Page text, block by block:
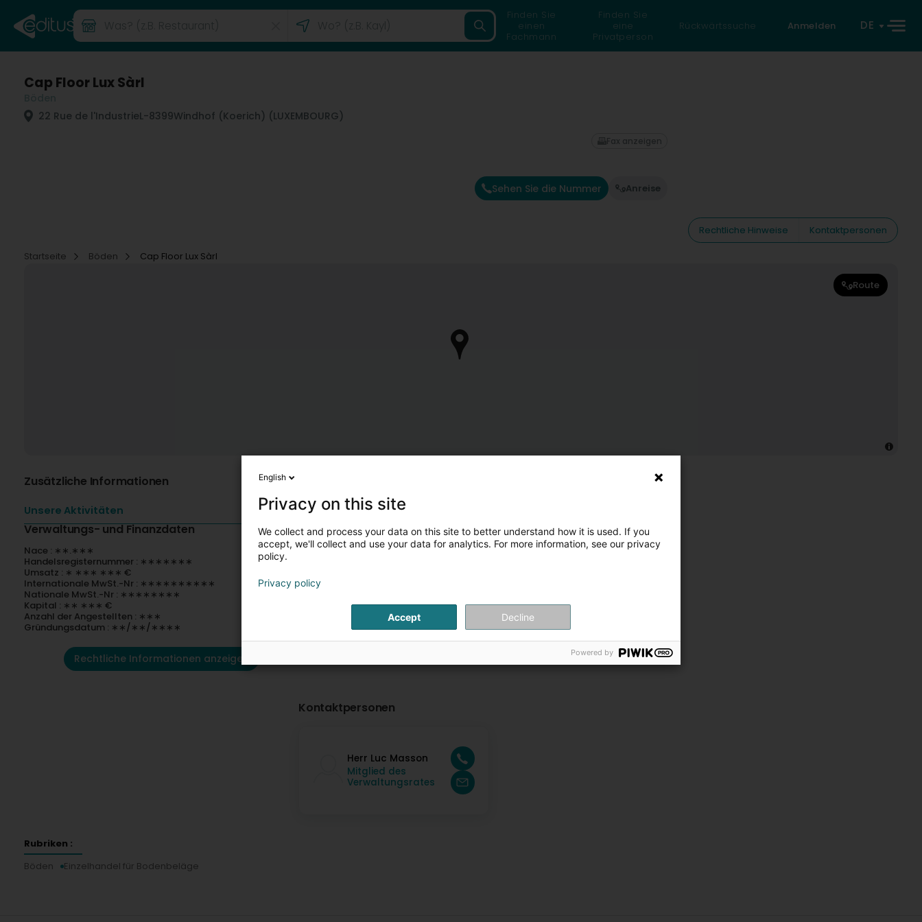
Finden Sie
einen
Fachmann
Finden Sie
eine
Privatperson
Rückwärtssuche Anmelden DE
Cap Floor Lux Sàrl
22 Rue de l'IndustrieL-8399Windhof (Koerich) (LUXEMBOURG)
Sehen Sie die Nummer Anreise
Fax anzeigen
Rechtliche Hinweise
Kontaktpersonen
Startseite
Böden Cap Floor Lux Sàrl
Route
Zusätzliche Informationen
Unsere Aktivitäten
Verwaltungs- und Finanzdaten
Nace : ∗∗.∗∗∗
Handelsregisternummer : ∗∗∗∗∗∗∗
Umsatz : ∗ ∗∗∗ ∗∗∗ €
Internationale MwSt.-Nr : ∗∗∗∗∗∗∗∗∗∗
Nationale MwSt.-Nr : ∗∗∗∗∗∗∗∗
Kapital : ∗∗ ∗∗∗ €
Anzahl der Angestellten : ∗∗∗
Gründungsdatum : ∗∗/∗∗/∗∗∗∗
Rechtliche Informationen anzeigen
Kontaktpersonen
Herr Luc Masson
Mitglied des
Verwaltungsrates
Rubriken :
Böden
Einzelhandel für Bodenbeläge
English
Privacy on this site
We collect and process your data on this site to better understand how it is used. If you
accept, we'll collect and use your data for analytics. For more information, see our privacy
policy.
Privacy policy
Accept Decline
Powered by